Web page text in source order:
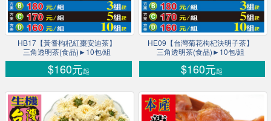
HB17【黃耆枸杞紅棗安迪茶】
三角透明茶(食品)►10包/組
$160元起
HE09【台灣菊花枸杞決明子茶】
三角透明茶(食品)►10包/組
$160元起